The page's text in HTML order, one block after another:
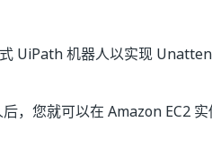
UiPath 机器人以实现
，您就可以在 Amazon EC2